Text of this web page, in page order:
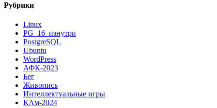
Рубрики
Linux
PG_16_изнутри
PostgreSQL
Ubuntu
WordPress
АФК-2023
Бег
Живопись
Интеллектуальные игры
КАм-2024